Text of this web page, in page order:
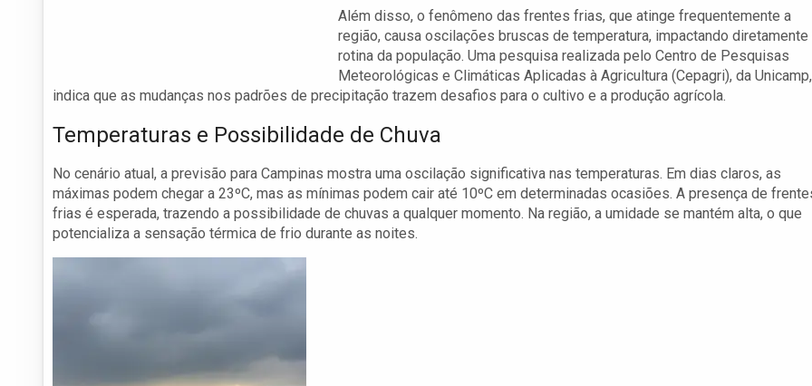
Além disso, o fenômeno das frentes frias, que atinge frequentemente a
região, causa oscilações bruscas de temperatura, impactando diretamente
rotina da população. Uma pesquisa realizada pelo Centro de Pesquisas
Meteorológicas e Climáticas Aplicadas à Agricultura (Cepagri), da Unicamp,
indica que as mudanças nos padrões de precipitação trazem desafios para o cultivo e a produção agrícola.
Temperaturas e Possibilidade de Chuva
No cenário atual, a previsão para Campinas mostra uma oscilação significativa nas temperaturas. Em dias claros, as
máximas podem chegar a 23ºC, mas as mínimas podem cair até 10ºC em determinadas ocasiões. A presença de
frias é esperada, trazendo a possibilidade de chuvas a qualquer momento. Na região, a umidade se mantém alta, o que
potencializa a sensação térmica de frio durante as noites.